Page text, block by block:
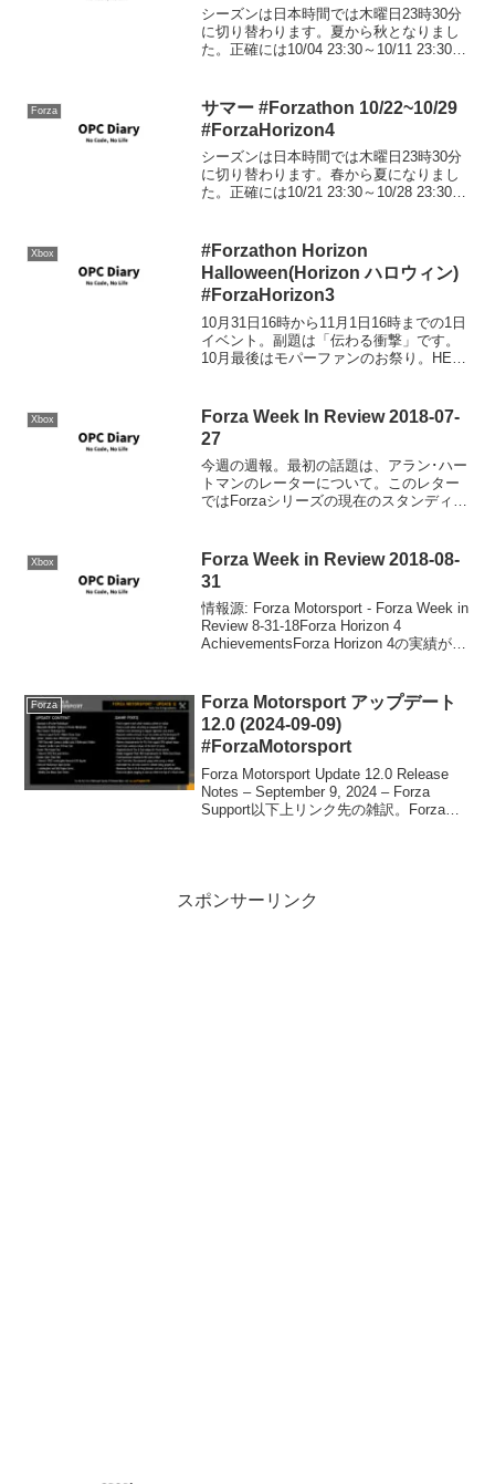
シーズンは日本時間では木曜日23時30分
に切り替わります。夏から秋となりまし
た。正確には10/04 23:30～10/11 23:30ま
Dreams1992...
Forza
サマー #Forzathon 10/22~10/29
#ForzaHorizon4
シーズンは日本時間では木曜日23時30分
に切り替わります。春から夏になりまし
た。正確には10/21 23:30～10/28 23:30ま
えております。シリ...
Xbox
#Forzathon Horizon
Halloween(Horizon ハロウィン)
#ForzaHorizon3
10月31日16時から11月1日16時までの1日
イベント。副題は「伝わる衝撃」です。
10月最後はモパーファンのお祭り。HEMI
Venomous(有毒)Co...
Xbox
Forza Week In Review 2018-07-
27
今週の週報。最初の話題は、アラン･ハー
トマンのレーターについて。このレター
ではForzaシリーズの現在のスタンディン
す。詳しくは以下をご覧ください。...
Xbox
Forza Week in Review 2018-08-
31
情報源: Forza Motorsport - Forza Week in
Review 8-31-18Forza Horizon 4
AchievementsForza Horizon 4の実績が公
Forza
Forza Motorsport アップデート
12.0 (2024-09-09)
#ForzaMotorsport
Forza Motorsport Update 12.0 Release
Notes – September 9, 2024 – Forza
Support以下上リンク先の雑訳。Forza
スポンサーリンク